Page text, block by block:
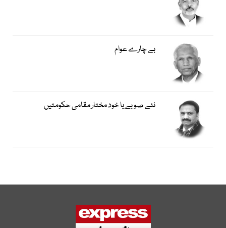
بے چارے عوام
نئے صوبے یا خود مختار مقامی حکومتیں